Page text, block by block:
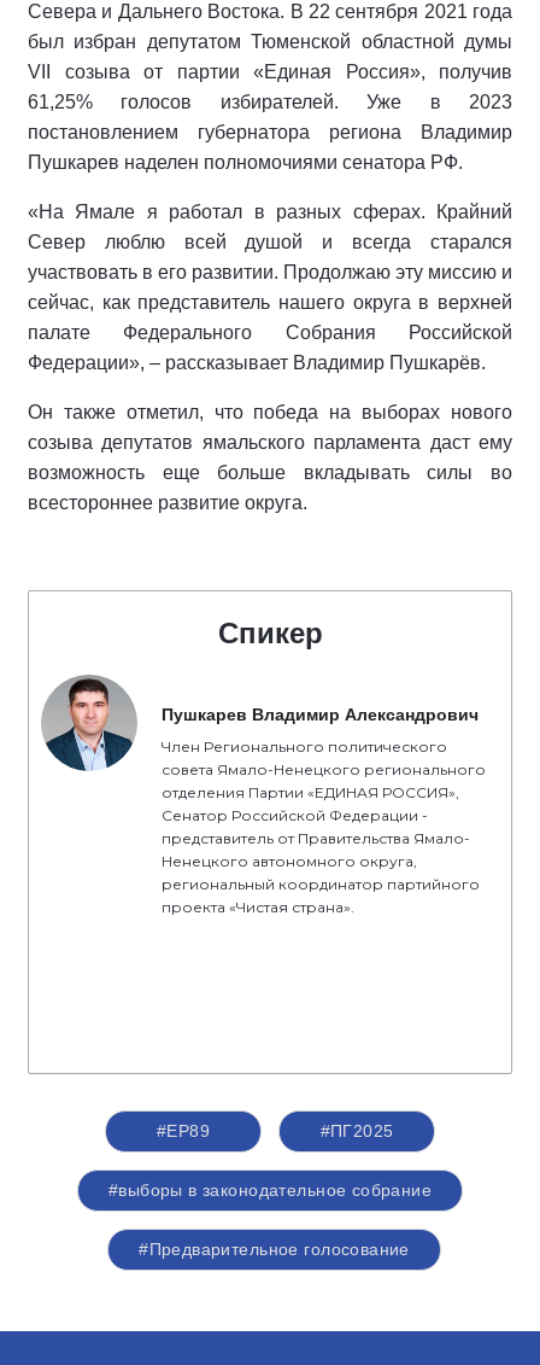
Севера и Дальнего Востока. В 22 сентября 2021 года
был избран депутатом Тюменской областной думы
VII созыва от партии «Единая Россия», получив
61,25% голосов избирателей. Уже в 2023
постановлением губернатора региона Владимир
Пушкарев наделен полномочиями сенатора РФ.
«На Ямале я работал в разных сферах. Крайний
Север люблю всей душой и всегда старался
участвовать в его развитии. Продолжаю эту миссию и
сейчас, как представитель нашего округа в верхней
палате Федерального Собрания Российской
Федерации», – рассказывает Владимир Пушкарёв.
Он также отметил, что победа на выборах нового
созыва депутатов ямальского парламента даст ему
возможность еще больше вкладывать силы во
всестороннее развитие округа.
Спикер
Пушкарев Владимир Александрович
Член Регионального политического
совета Ямало-Ненецкого регионального
отделения Партии «ЕДИНАЯ РОССИЯ»,
Сенатор Российской Федерации -
представитель от Правительства Ямало-
Ненецкого автономного округа,
региональный координатор партийного
проекта «Чистая страна».
#ЕР89 #ПГ2025
#выборы в законодательное собрание
#Предварительное голосование